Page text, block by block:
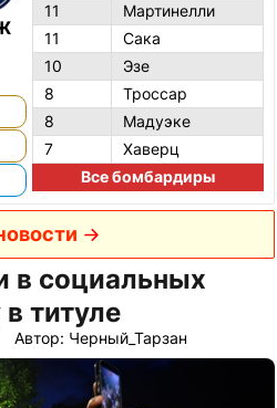
11
Мартинелли
11
Сака
10
Эзе
8
Троссар
8
Мадуэке
7
Хаверц
Все бомбардиры
в социальных
титуле
Автор: Черный_Тарзан